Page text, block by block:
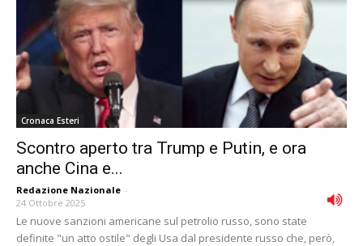
Cronaca Esteri
Scontro aperto tra Trump e Putin, e ora
anche Cina e...
Redazione Nazionale -
24 Ottobre 2025
Le nuove sanzioni americane sul petrolio russo, sono state
definite "un atto ostile" degli Usa dal presidente russo che, però,